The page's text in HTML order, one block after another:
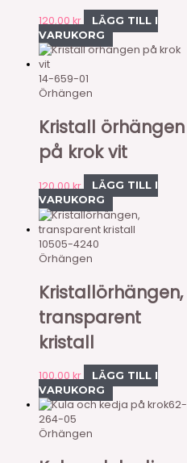
120,00 kr
LÄGG TILL I
VARUKORG
14-659-01
Örhängen
Kristall örhängen
på krok vit
120,00kr
LÄGG TILL I
VARUKORG
10505-4240
Örhängen
Kristallörhängen,
transparent
kristall
100,00 kr
LÄGG TILL I
VARUKORG
62-
264-05
Örhängen